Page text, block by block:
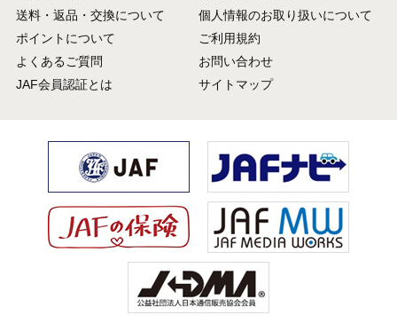
送料・返品・交換について
ポイントについて
よくあるご質問
JAF会員認証とは
個人情報のお取り扱いについて
ご利用規約
お問い合わせ
サイトマップ